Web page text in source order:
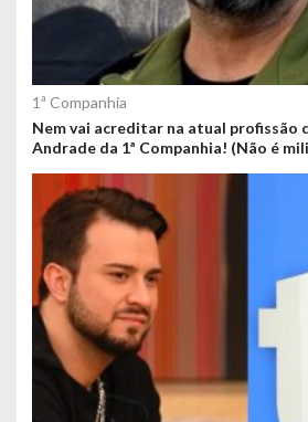
1ª Companhia
Nem vai acreditar na atual profissão
Andrade da 1ª Companhia! (Não é